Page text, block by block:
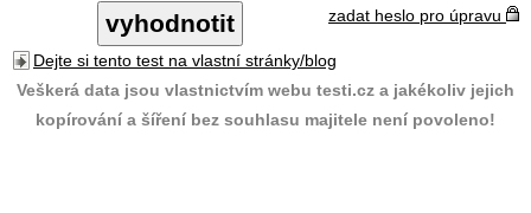
zadat heslo pro úpravu
Dejte si tento test na vlastní stránky/blog
Veškerá data jsou vlastnictvím webu testi.cz a jakékoliv jejich
kopírování a šíření bez souhlasu majitele není povoleno!